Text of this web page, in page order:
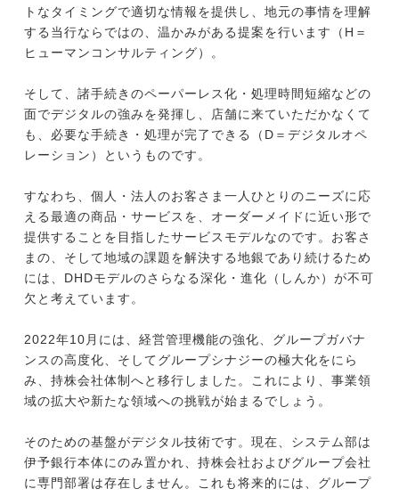
トなタイミングで適切な情報を提供し、地元の事情を理解
する当行ならではの、温かみがある提案を行います（H＝
ヒューマンコンサルティング）。
そして、諸手続きのペーパーレス化・処理時間短縮などの
面でデジタルの強みを発揮し、店舗に来ていただかなくて
も、必要な手続き・処理が完了できる（D＝デジタルオペ
レーション）というものです。
すなわち、個人・法人のお客さま一人ひとりのニーズに応
える最適の商品・サービスを、オーダーメイドに近い形で
提供することを目指したサービスモデルなのです。お客さ
まの、そして地域の課題を解決する地銀であり続けるため
には、DHDモデルのさらなる深化・進化（しんか）が不可
欠と考えています。
2022年10月には、経営管理機能の強化、グループガバナ
ンスの高度化、そしてグループシナジーの極大化をにら
み、持株会社体制へと移行しました。これにより、事業領
域の拡大や新たな領域への挑戦が始まるでしょう。
そのための基盤がデジタル技術です。現在、システム部は
伊予銀行本体にのみ置かれ、持株会社およびグループ会社
に専門部署は存在しません。これも将来的には、グループ